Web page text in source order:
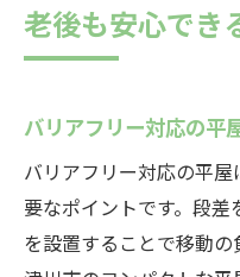
老後も安心でき
バリアフリー対応の平
バリアフリー対応の平
要なポイントです。段
を設置することで移動